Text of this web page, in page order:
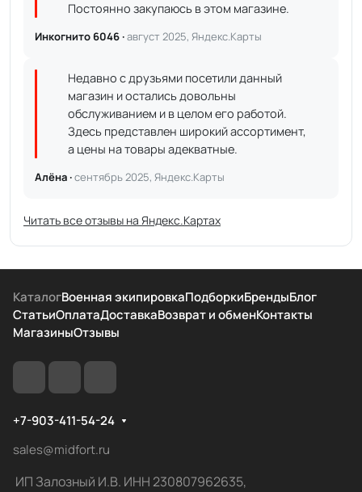
Постоянно закупаюсь в этом магазине.
Инкогнито 6046 ·август 2025, Яндекс.Карты
Недавно с друзьями посетили данный
магазин и остались довольны
обслуживанием и в целом его работой.
Здесь представлен широкий ассортимент,
а цены на товары адекватные.
Алёна ·сентябрь 2025, Яндекс.Карты
Читать все отзывы на Яндекс.Картах
КаталогВоенная экипировкаПодборкиБрендыБлог
СтатьиОплатаДоставкаВозврат и обменКонтакты
МагазиныОтзывы
+7-903-411-54-24
sales@midfort.ru
ИП Залозный И.В. ИНН 230807962635,